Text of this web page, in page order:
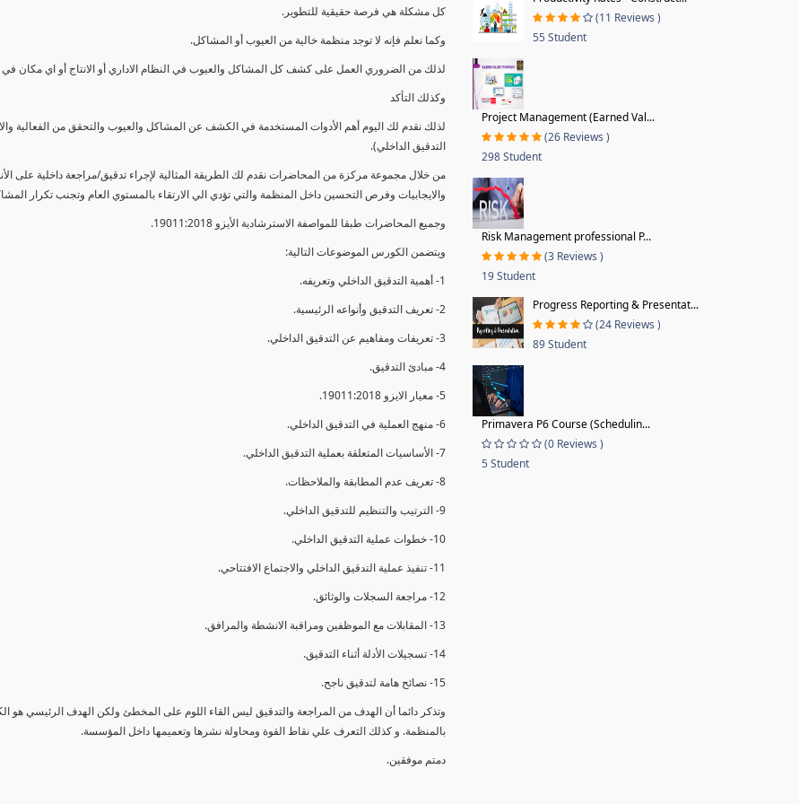
كل مشكلة هي فرصة حقيقية للتطوير.
وكما نعلم فإنه لا توجد منظمة خالية من العيوب أو المشاكل.
لذلك من الضروري العمل على كشف كل المشاكل والعيوب في النظام الاداري أو الانتاج أو اي مكان في
وكذلك التأكد
لذلك نقدم لك اليوم أهم الأدوات المستخدمة في الكشف عن المشاكل والعيوب والتحقق من الفعالية
التدقيق الداخلي).
من خلال مجموعة مركزة من المحاضرات نقدم لك الطريقة المثالية لإجراء تدقيق/مراجعة داخلية على
والايجابيات وفرص التحسين داخل المنظمة والتي تؤدي الي الارتقاء بالمستوي العام وتجنب تكرار
وجميع المحاضرات طبقا للمواصفة الاسترشادية الأيزو 19011:2018.
ويتضمن الكورس الموضوعات التالية:
1- أهمية التدقيق الداخلي وتعريفه.
2- تعريف التدقيق وأنواعه الرئيسية.
3- تعريفات ومفاهيم عن التدقيق الداخلي.
4- مبادئ التدقيق.
5- معيار الايزو 19011:2018.
6- منهج العملية في التدقيق الداخلي.
7- الأساسيات المتعلقة بعملية التدقيق الداخلي.
8- تعريف عدم المطابقة والملاحظات.
9- الترتيب والتنظيم للتدقيق الداخلي.
10- خطوات عملية التدقيق الداخلي.
11- تنفيذ عملية التدقيق الداخلي والاجتماع الافتتاحي.
12- مراجعة السجلات والوثائق.
13- المقابلات مع الموظفين ومراقبة الانشطة والمرافق.
14- تسجيلات الأدلة أثناء التدقيق.
15- نصائح هامة لتدقيق ناجح.
وتذكر دائما أن الهدف من المراجعة والتدقيق ليس القاء اللوم على المخطئ ولكن الهدف الرئيسي هو
بالمنظمة. و كذلك التعرف علي نقاط القوة ومحاولة نشرها وتعميمها داخل المؤسسة.
دمتم موفقين.
(11 Reviews )
55 Student
Project Management (Earned Val...
(26 Reviews )
298 Student
Risk Management professional P...
(3 Reviews )
19 Student
Progress Reporting & Presentat...
(24 Reviews )
89 Student
Primavera P6 Course (Schedulin...
(0 Reviews )
5 Student